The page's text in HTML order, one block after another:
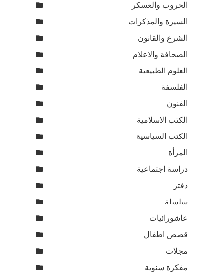
الحروب والعسكر
السيرة والمذكرات
الشرع والقانون
الصحافة والاعلام
العلوم الطبيعية
الفلسفة
الفنون
الكتب الاسلامية
الكتب السياسية
المرأة
دراسة اجتماعية
دفتر
سلسلة
عاشورائيات
قصص اطفال
مجلات
مفكرة سنوية